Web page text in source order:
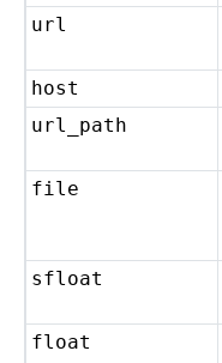
url
host
url_path
file
sfloat
float